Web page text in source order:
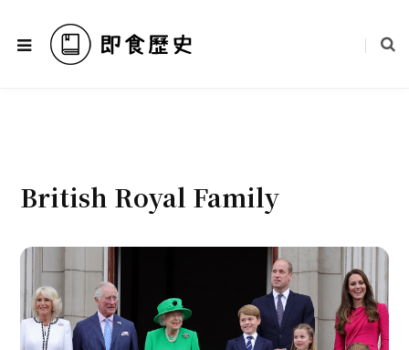
British Royal Family